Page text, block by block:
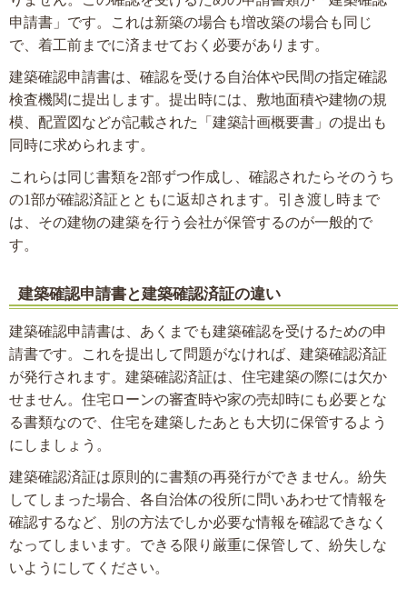
申請書」です。これは新築の場合も増改築の場合も同じ
で、着工前までに済ませておく必要があります。
建築確認申請書は、確認を受ける自治体や民間の指定確認
検査機関に提出します。提出時には、敷地面積や建物の規
模、配置図などが記載された「建築計画概要書」の提出も
同時に求められます。
これらは同じ書類を2部ずつ作成し、確認されたらそのうち
の1部が確認済証とともに返却されます。引き渡し時まで
は、その建物の建築を行う会社が保管するのが一般的で
す。
建築確認申請書と建築確認済証の違い
建築確認申請書は、あくまでも建築確認を受けるための申
請書です。これを提出して問題がなければ、建築確認済証
が発行されます。建築確認済証は、住宅建築の際には欠か
せません。住宅ローンの審査時や家の売却時にも必要とな
る書類なので、住宅を建築したあとも大切に保管するよう
にしましょう。
建築確認済証は原則的に書類の再発行ができません。紛失
してしまった場合、各自治体の役所に問いあわせて情報を
確認するなど、別の方法でしか必要な情報を確認できなく
なってしまいます。できる限り厳重に保管して、紛失しな
いようにしてください。